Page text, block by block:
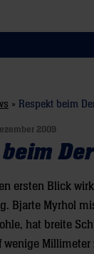
» Respekt beim
2009
ersten Blick
Bjarte Myrhol
hat breite
wenige